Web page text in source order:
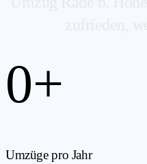
0+
Umzüge pro Jahr